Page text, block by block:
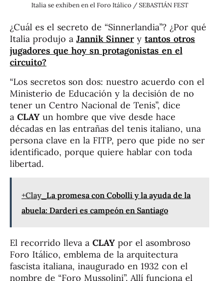
Italia se exhiben en el Foro Itálico / SEBASTIÁN FEST
¿Cuál es el secreto de “Sinnerlandia”? ¿Por qué
Italia produjo a Jannik Sinnery tantos otros
jugadores que hoy sn protagonistas en el
circuito?
“Los secretos son dos: nuestro acuerdo con el
Ministerio de Educación y la decisión de no
tener un Centro Nacional de Tenis”, dice
a CLAY un hombre que vive desde hace
décadas en las entrañas del tenis italiano, una
persona clave en la FITP, pero que pide no ser
identificado, porque quiere hablar con toda
libertad.
+Clay La promesa con Cobolli y la ayuda de la
abuela: Darderi es campeón en Santiago
El recorrido lleva a CLAY por el asombroso
Foro Itálico, emblema de la arquitectura
fascista italiana, inaugurado en 1932 con el
nombre de “Foro Mussolini”. Allí funciona el